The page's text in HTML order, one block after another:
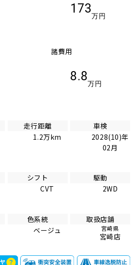
173
万円
諸費用
8.8
万円
走行距離
1.2万km
車検
2028(10)年
02月
シフト
CVT
駆動
2WD
色系統
ベージュ
取扱店舗
宮崎県
宮崎店